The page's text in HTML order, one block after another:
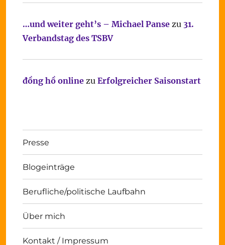
…und weiter geht’s – Michael Pansezu 31.
Verbandstag des TSBV
đồng hồ onlinezu Erfolgreicher Saisonstart
Presse
Blogeinträge
Berufliche/politische Laufbahn
Über mich
Kontakt / Impressum